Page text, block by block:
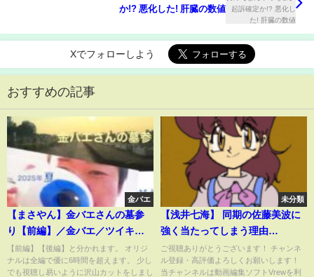
か!? 悪化した! 肝臓の数値
Xでフォローしよう
おすすめの記事
金バエ
【まさやん】金バエさんの墓参
り【前編】／金バエ／ツイキャ
ス ／8月24日
【前編】【後編】と分かれます。 オリジ
ナルは全編で優に6時間を超えます。 少し
でも視聴し易いように沢山カットをしまし
未分類
【浅井七海】 同期の佐藤美波に
強く当たってしまう理由
【AKB48】
ご視聴ありがとうございます！ チャンネ
ル登録・高評価よろしくお願いします！
当チャンネルは動画編集ソフトVrewを利